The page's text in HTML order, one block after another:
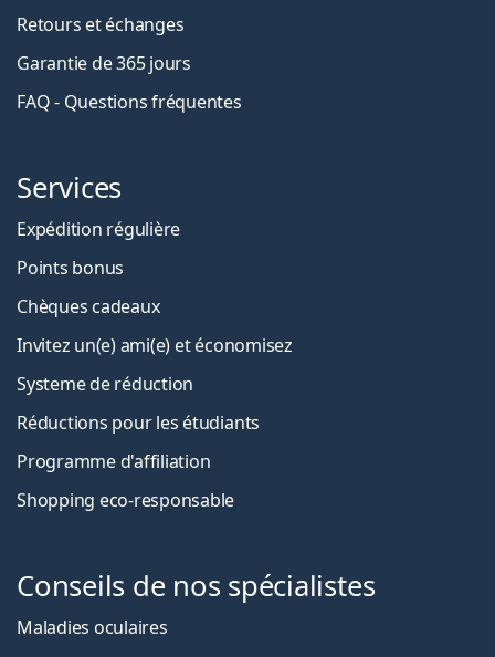
Retours et échanges
Garantie de 365 jours
FAQ - Questions fréquentes
Services
Expédition régulière
Points bonus
Chèques cadeaux
Invitez un(e) ami(e) et économisez
Systeme de réduction
Réductions pour les étudiants
Programme d'affiliation
Shopping eco-responsable
Conseils de nos spécialistes
Maladies oculaires